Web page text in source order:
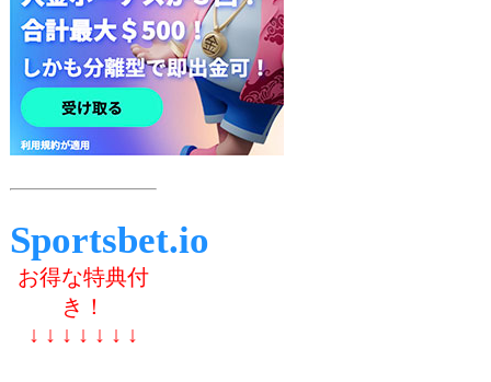
Sportsbet.io
お得な特典付
き！
↓ ↓ ↓ ↓ ↓ ↓ ↓